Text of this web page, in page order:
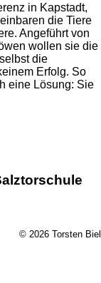
in Kapstadt,
die Tiere
Angeführt von
wollen sie die
die
Erfolg. So
eine Lösung: Sie
© 2026 Torsten Biel